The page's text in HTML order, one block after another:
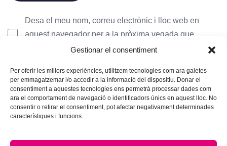
Gestionar el consentiment
Per oferir les millors experiències, utilitzem tecnologies com ara galetes
per emmagatzemar i/o accedir a la informació del dispositiu. Donar el
consentiment a aquestes tecnologies ens permetrà processar dades com
ara el comportament de navegació o identificadors únics en aquest lloc. No
consentir o retirar el consentiment, pot afectar negativament determinades
característiques i funcions.
Desa el meu nom, correu electrònic i lloc web en
aquest navegador per a la pròxima vegada que